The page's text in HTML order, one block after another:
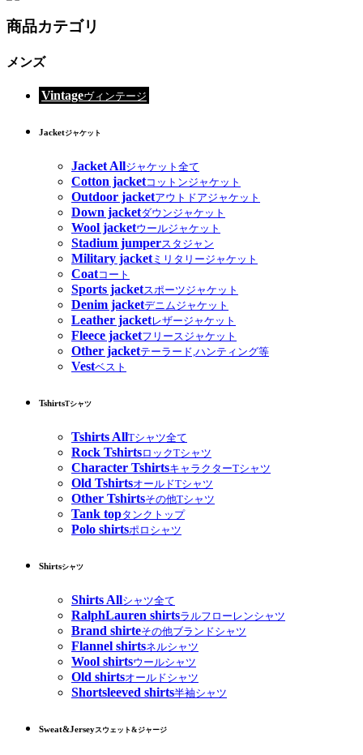
商品カテゴリ
メンズ
Vintageヴィンテージ
Jacketジャケット
Jacket Allジャケット全て
Cotton jacketコットンジャケット
Outdoor jacketアウトドアジャケット
Down jacketダウンジャケット
Wool jacketウールジャケット
Stadium jumperスタジャン
Military jacketミリタリージャケット
Coatコート
Sports jacketスポーツジャケット
Denim jacketデニムジャケット
Leather jacketレザージャケット
Fleece jacketフリースジャケット
Other jacketテーラード,ハンティング等
Vestベスト
TshirtsTシャツ
Tshirts AllTシャツ全て
Rock TshirtsロックTシャツ
Character TshirtsキャラクターTシャツ
Old TshirtsオールドTシャツ
Other Tshirtsその他Tシャツ
Tank topタンクトップ
Polo shirtsポロシャツ
Shirtsシャツ
Shirts Allシャツ全て
RalphLauren shirtsラルフローレンシャツ
Brand shirteその他ブランドシャツ
Flannel shirtsネルシャツ
Wool shirtsウールシャツ
Old shirtsオールドシャツ
Shortsleeved shirts半袖シャツ
Sweat&Jerseyスウェット&ジャージ